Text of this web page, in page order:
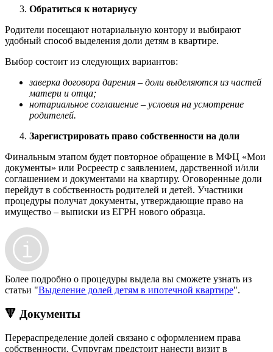
Обратиться к нотариусу
Родители посещают нотариальную контору и выбирают
удобный способ выделения доли детям в квартире.
Выбор состоит из следующих вариантов:
заверка договора дарения – доли выделяются из частей
матери и отца;
нотариальное соглашение – условия на усмотрение
родителей.
Зарегистрировать право собственности на доли
Финальным этапом будет повторное обращение в МФЦ «Мои
документы» или Росреестр с заявлением, дарственной и/или
соглашением и документами на квартиру. Оговоренные доли
перейдут в собственность родителей и детей. Участники
процедуры получат документы, утверждающие право на
имущество – выписки из ЕГРН нового образца.
Более подробно о процедуры выдела вы сможете узнать из
статьи "Выделение долей детям в ипотечной квартире".
🔻 Документы
Перераспределение долей связано с оформлением права
собственности. Супругам предстоит нанести визит в